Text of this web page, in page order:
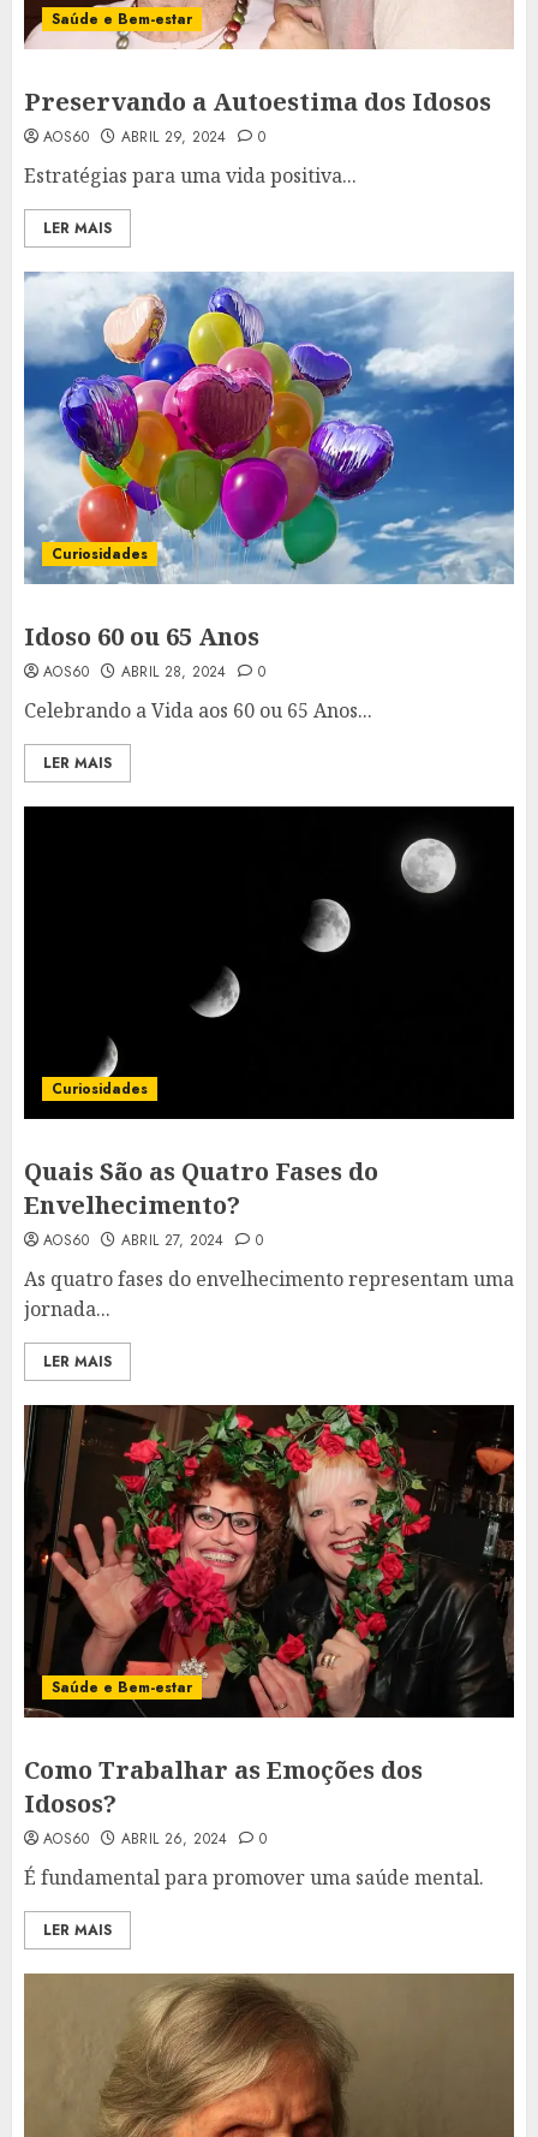
Saúde e Bem-estar
Preservando a Autoestima dos Idosos
AOS60 ABRIL 29, 2024 0
Estratégias para uma vida positiva...
LER MAIS
Curiosidades
Idoso 60 ou 65 Anos
AOS60 ABRIL 28, 2024 0
Celebrando a Vida aos 60 ou 65 Anos...
LER MAIS
Curiosidades
Quais São as Quatro Fases do
Envelhecimento?
AOS60 ABRIL 27, 2024 0
As quatro fases do envelhecimento representam uma
jornada...
LER MAIS
Saúde e Bem-estar
Como Trabalhar as Emoções dos
Idosos?
AOS60 ABRIL 26, 2024 0
É fundamental para promover uma saúde mental.
LER MAIS